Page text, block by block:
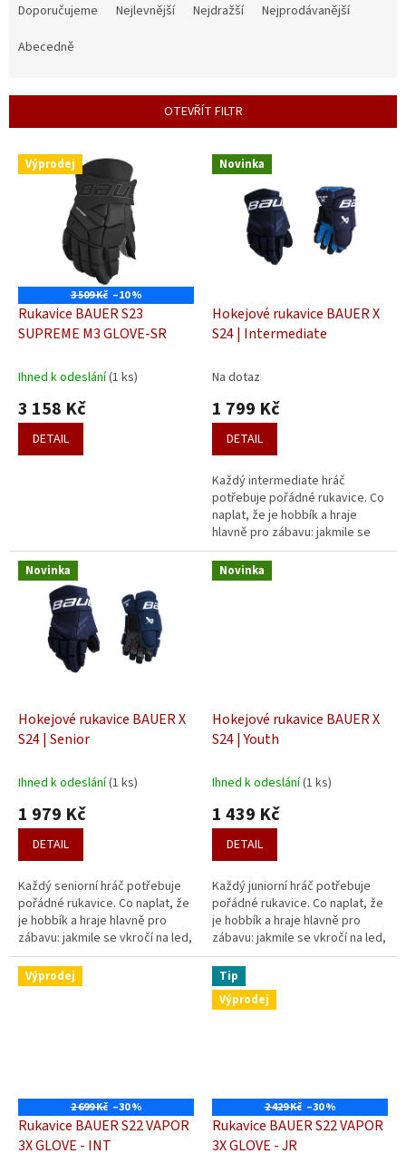
í
r
Doporučujeme Nejlevnější Nejdražší
Nejprodávanější
Abecedně
OTEVŘÍT FILTR
Výprodej
3 509 Kč –10 %
Rukavice BAUER S23
SUPREME M3 GLOVE-SR
Ihned k odeslání(1 ks)
3 158 Kč
DETAIL
Novinka
Hokejové rukavice BAUER X
S24 | Intermediate
Na dotaz
1 799 Kč
DETAIL
Každý intermediate hráč
potřebuje pořádné rukavice. Co
naplat, že je hobbík a hraje
hlavně pro zábavu: jakmile se
vkročí na led, legrace končí a
každý hráč chce za každou
cenu...
Novinka
Hokejové rukavice BAUER X
S24 | Senior
Ihned k odeslání(1 ks)
1 979 Kč
DETAIL
Každý seniorní hráč potřebuje
pořádné rukavice. Co naplat, že
je hobbík a hraje hlavně pro
zábavu: jakmile se vkročí na led,
legrace končí a každý hráč chce
za každou cenu...
Novinka
Hokejové rukavice BAUER X
S24 | Youth
Ihned k odeslání(1 ks)
1 439 Kč
DETAIL
Každý juniorní hráč potřebuje
pořádné rukavice. Co naplat, že
je hobbík a hraje hlavně pro
zábavu: jakmile se vkročí na led,
legrace končí a každý hráč chce
za každou cenu...
Výprodej
2 699 Kč –30 %
Rukavice BAUER S22 VAPOR
3X GLOVE - INT
Tip
Výprodej
2 429 Kč –30 %
Rukavice BAUER S22 VAPOR
3X GLOVE - JR